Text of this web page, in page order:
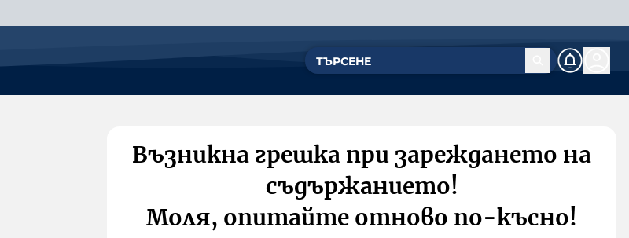
Възникна грешка при зареждането на
съдържанието!
Моля, опитайте отново по-късно!